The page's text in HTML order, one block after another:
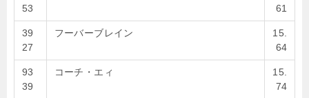
53
61
39
27
フーバーブレイン
15.
64
93
39
コーチ・エィ
15.
74